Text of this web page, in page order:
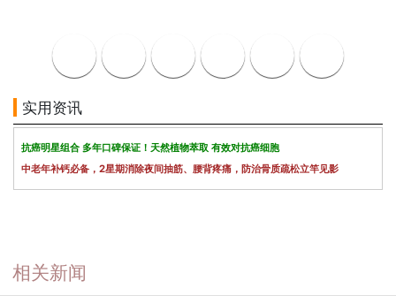
实用资讯
抗癌明星组合 多年口碑保证！天然植物萃取 有效对抗癌细胞
中老年补钙必备，2星期消除夜间抽筋、腰背疼痛，防治骨质疏松立竿见影
相关新闻